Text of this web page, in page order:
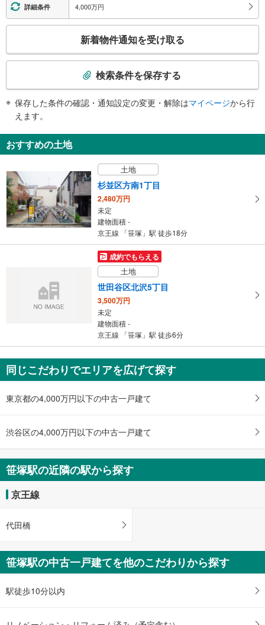
・改札内Ｍ２Ｆ通路⇔改札
エスカレータ
《多機能トイレ》
・点字案内（券売機・運賃表・階段手すり）
・ＡＥＤ
詳細条件 4,000万円
検
知
を
け
取
る
・
条
保
存
す
る
新着物件通知を受け取る
検索条件を保存する
保存した条件の確認・通知設定の変更・解除はマイページから行
えます。
おすすめの土地
土地
杉並区方南1丁目
2,480万円
未定
建物面積 -
京王線 「笹塚」駅 徒歩18分
成約でもらえる
土地
世田谷区北沢5丁目
3,500万円
未定
建物面積 -
京王線 「笹塚」駅 徒歩6分
同じこだわりでエリアを広げて探す
東京都の4,000万円以下の中古一戸建て
渋谷区の4,000万円以下の中古一戸建て
笹塚駅の近隣の駅から探す
京王線
代田橋
笹塚駅の中古一戸建てを他のこだわりから探す
駅徒歩10分以内